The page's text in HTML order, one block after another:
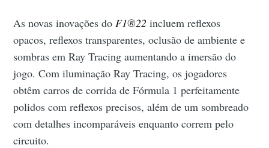
As novas inovações doF1®22 incluem reflexos
opacos, reflexos transparentes, oclusão de ambiente e
sombras em Ray Tracing aumentando a imersão do
jogo. Com iluminação Ray Tracing, os jogadores
obtêm carros de corrida de Fórmula 1 perfeitamente
polidos com reflexos precisos, além de um sombreado
com detalhes incomparáveis enquanto correm pelo
circuito.